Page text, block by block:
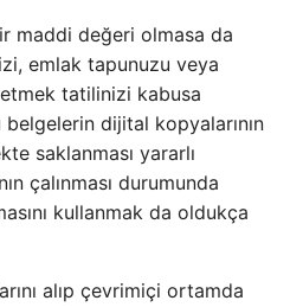
maddi değeri olmasa da
emlak tapunuzu veya
tatilinizi kabusa
dijital kopyalarının
saklanması yararlı
çalınması durumunda
kullanmak da oldukça
alıp çevrimiçi ortamda